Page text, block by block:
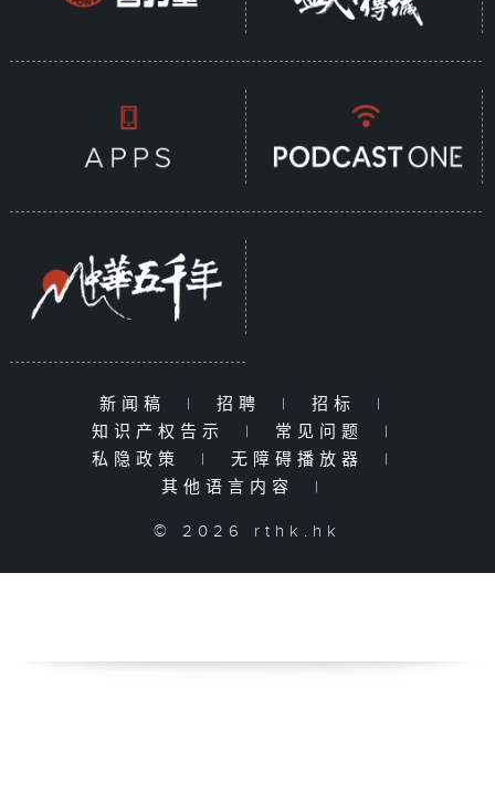
新闻稿 | 招聘 | 招标
|
知识产权告示
| 常见问题
|
私隐政策
| 无障碍播放器
|
其他语言内容
|
© 2026 rthk.hk